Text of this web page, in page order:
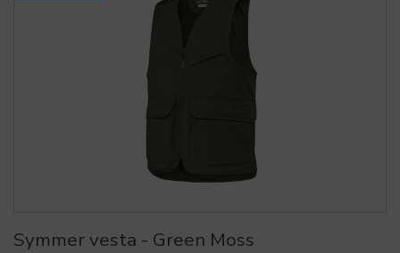
Symmer vesta - Green Moss